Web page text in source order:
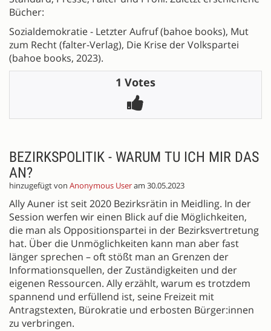
Bücher:
Sozialdemokratie - Letzter Aufruf (bahoe books), Mut
zum Recht (falter-Verlag), Die Krise der Volkspartei
(bahoe books, 2023).
1 Votes
BEZIRKSPOLITIK - WARUM TU ICH MIR DAS
AN?
hinzugefügt von Anonymous Useram 30.05.2023
Ally Auner ist seit 2020 Bezirksrätin in Meidling. In der
Session werfen wir einen Blick auf die Möglichkeiten,
die man als Oppositionspartei in der Bezirksvertretung
hat. Über die Unmöglichkeiten kann man aber fast
länger sprechen – oft stößt man an Grenzen der
Informationsquellen, der Zuständigkeiten und der
eigenen Ressourcen. Ally erzählt, warum es trotzdem
spannend und erfüllend ist, seine Freizeit mit
Antragstexten, Bürokratie und erbosten Bürger:innen
zu verbringen.